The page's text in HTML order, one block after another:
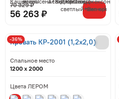
56 263 ₽
70 329 ₽
Кровать КР-2001 (1,2x2,0)
Спальное место
1200 x 2000
Цвета ЛЕРОМ
-36%